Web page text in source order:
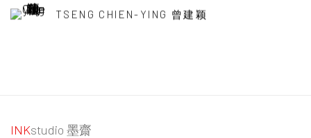
TSENG CHIEN-YING 曾建颖
INKstudio 墨齋